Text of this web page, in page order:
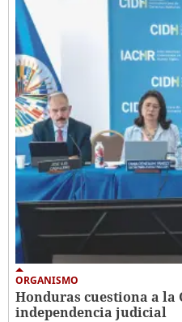
ORGANISMO
Honduras cuestiona a la
independencia judicial